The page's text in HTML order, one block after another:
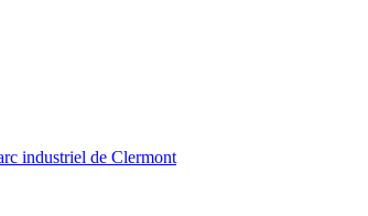
industriel de Clermont